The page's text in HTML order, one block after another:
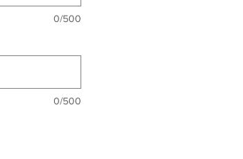
0/500
0/500